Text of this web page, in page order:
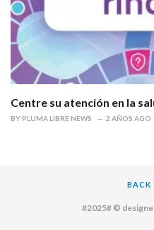
Centre su atención en la
BY PLUMA LIBRE NEWS 2 AÑOS AGO
BACK
#2025# ©